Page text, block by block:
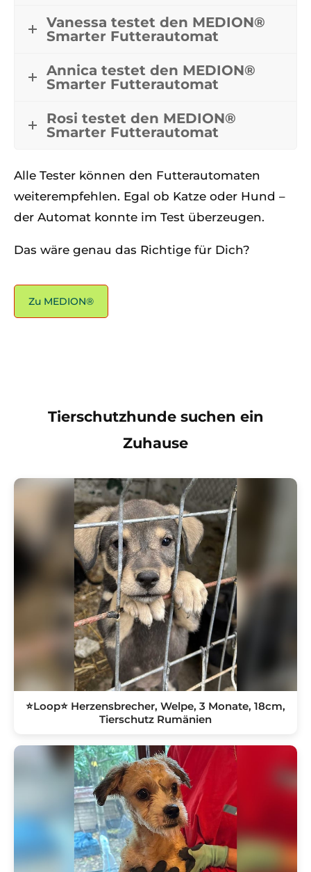
Vanessa testet den MEDION®
Smarter Futterautomat
Annica testet den MEDION®
Smarter Futterautomat
Rosi testet den MEDION®
Smarter Futterautomat
Alle Tester können den Futterautomaten
weiterempfehlen. Egal ob Katze oder Hund –
der Automat konnte im Test überzeugen.
Das wäre genau das Richtige für Dich?
Zu MEDION®
Tierschutzhunde suchen ein
Zuhause
⭐️Loop⭐️ Herzensbrecher, Welpe, 3 Monate, 18cm,
Tierschutz Rumänien